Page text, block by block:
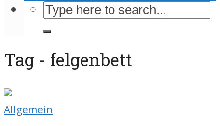
Tag - felgenbett
Allgemein